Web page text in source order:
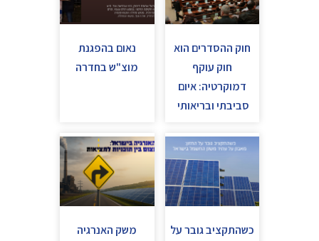
חוק ההסדרים הוא
חוק עוקף
דמוקרטיה: איום
סביבתי ובריאותי
נאום בהפגנת
מוצ"ש בחדרה
כשהתקציב גובר על
משק האנרגיה